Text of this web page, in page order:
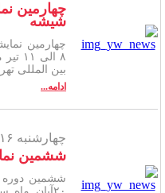
چهارمین
شیشه
چهارمین
بین المللی
ادامه...
چهارشنبه ۱۶ مهر ۱۳۹۹ -
ششمین